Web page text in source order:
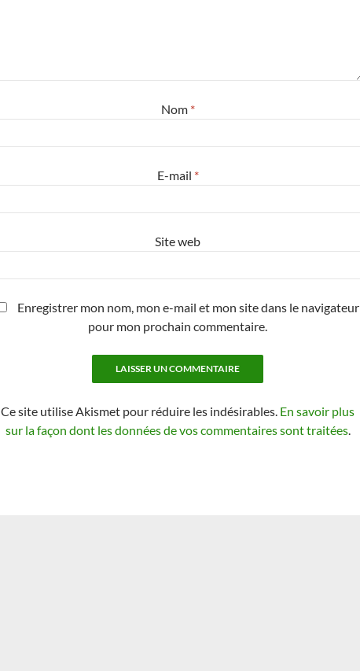
Nom *
E-mail *
Site web
Enregistrer mon nom, mon e-mail et mon site dans le navigateur
pour mon prochain commentaire.
Ce site utilise Akismet pour réduire les indésirables. En savoir plus
sur la façon dont les données de vos commentaires sont traitées.